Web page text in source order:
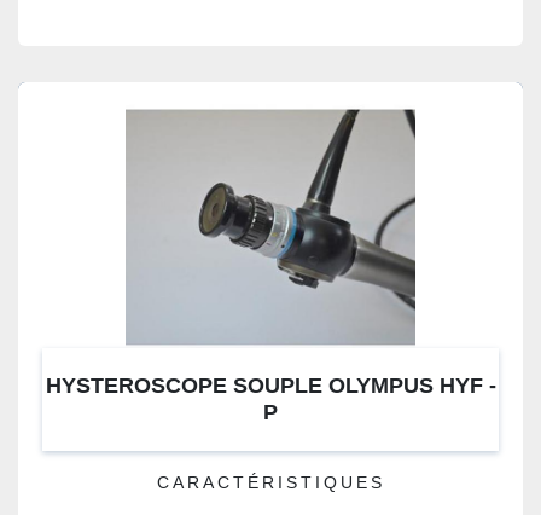
HYSTEROSCOPE SOUPLE OLYMPUS HYF -
P
CARACTÉRISTIQUES